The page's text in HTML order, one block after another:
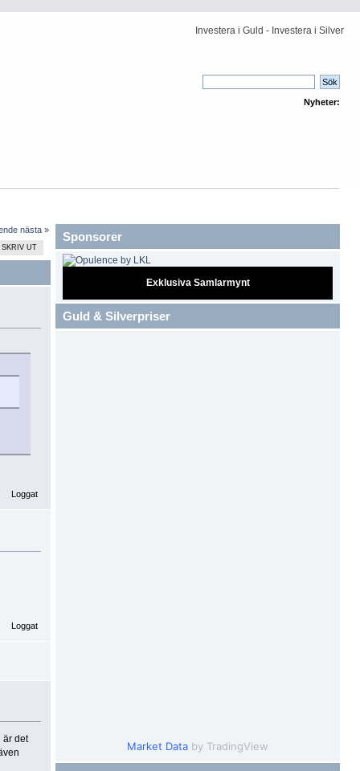
Investera i Guld - Investera i Silver
Nyheter:
nästa »
SKRIV UT
Loggat
Loggat
är det
Sponsorer
Exklusiva Samlarmynt
Guld & Silverpriser
Market Data by TradingView